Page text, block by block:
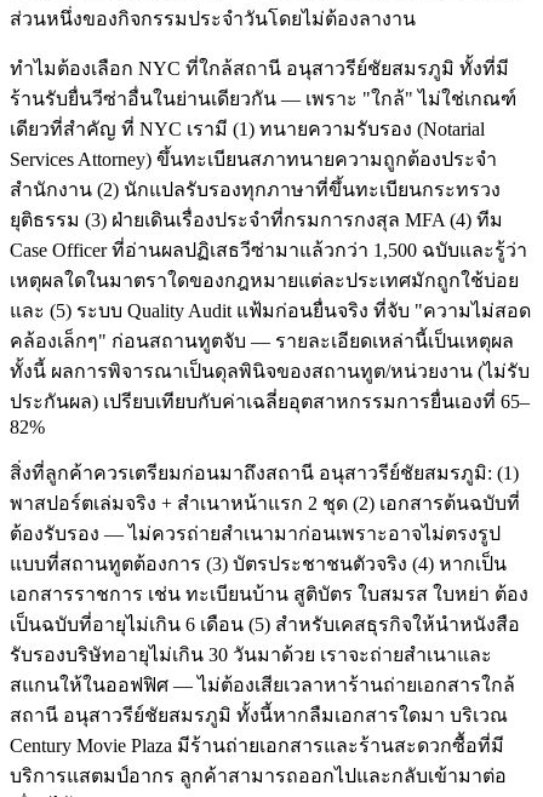
ส่วนหนึ่งของกิจกรรมประจำวันโดยไม่ต้องลางาน
ทำไมต้องเลือก NYC ที่ใกล้สถานี อนุสาวรีย์ชัยสมรภูมิ ทั้งที่มี
ร้านรับยื่นวีซ่าอื่นในย่านเดียวกัน — เพราะ "ใกล้" ไม่ใช่เกณฑ์
เดียวที่สำคัญ ที่ NYC เรามี (1) ทนายความรับรอง (Notarial
Services Attorney) ขึ้นทะเบียนสภาทนายความถูกต้องประจำ
สำนักงาน (2) นักแปลรับรองทุกภาษาที่ขึ้นทะเบียนกระทรวง
ยุติธรรม (3) ฝ่ายเดินเรื่องประจำที่กรมการกงสุล MFA (4) ทีม
Case Officer ที่อ่านผลปฏิเสธวีซ่ามาแล้วกว่า 1,500 ฉบับและรู้ว่า
เหตุผลใดในมาตราใดของกฎหมายแต่ละประเทศมักถูกใช้บ่อย
และ (5) ระบบ Quality Audit แฟ้มก่อนยื่นจริง ที่จับ "ความไม่สอด
คล้องเล็กๆ" ก่อนสถานทูตจับ — รายละเอียดเหล่านี้เป็นเหตุผล
ทั้งนี้ ผลการพิจารณาเป็นดุลพินิจของสถานทูต/หน่วยงาน (ไม่รับ
ประกันผล) เปรียบเทียบกับค่าเฉลี่ยอุตสาหกรรมการยื่นเองที่ 65–
82%
สิ่งที่ลูกค้าควรเตรียมก่อนมาถึงสถานี อนุสาวรีย์ชัยสมรภูมิ: (1)
พาสปอร์ตเล่มจริง + สำเนาหน้าแรก 2 ชุด (2) เอกสารต้นฉบับที่
ต้องรับรอง — ไม่ควรถ่ายสำเนามาก่อนเพราะอาจไม่ตรงรูป
แบบที่สถานทูตต้องการ (3) บัตรประชาชนตัวจริง (4) หากเป็น
เอกสารราชการ เช่น ทะเบียนบ้าน สูติบัตร ใบสมรส ใบหย่า ต้อง
เป็นฉบับที่อายุไม่เกิน 6 เดือน (5) สำหรับเคสธุรกิจให้นำหนังสือ
รับรองบริษัทอายุไม่เกิน 30 วันมาด้วย เราจะถ่ายสำเนาและ
สแกนให้ในออฟฟิศ — ไม่ต้องเสียเวลาหาร้านถ่ายเอกสารใกล้
สถานี อนุสาวรีย์ชัยสมรภูมิ ทั้งนี้หากลืมเอกสารใดมา บริเวณ
Century Movie Plaza มีร้านถ่ายเอกสารและร้านสะดวกซื้อที่มี
บริการแสตมป์อากร ลูกค้าสามารถออกไปและกลับเข้ามาต่อ